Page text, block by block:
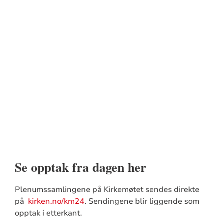
Se opptak fra dagen her
Plenumssamlingene på Kirkemøtet sendes direkte
på kirken.no/km24. Sendingene blir liggende som
opptak i etterkant.